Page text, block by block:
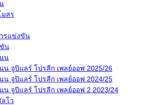
สร
รแข่งขัน
น
น
น จูปิแลร์ โปรลีก เพลย์ออฟ 2025/26
น จูปิแลร์ โปรลีก เพลย์ออฟ 2024/25
น จูปิแลร์ โปรลีก เพลย์ออฟ 2 2023/24
โว